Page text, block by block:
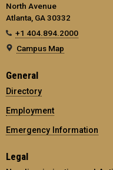
North Avenue
Atlanta, GA 30332
+1 404.894.2000
Campus Map
General
Directory
Employment
Emergency Information
Legal